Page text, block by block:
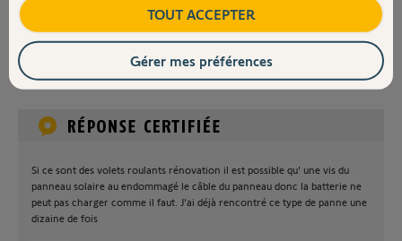
il y a plus de 8 ans
Participer au fil de discussion
Si ce sont des volets roulants rénovation il est possible qu' une vis du
panneau solaire au endommagé le câble du panneau donc la batterie ne
peut pas charger comme il faut. J'ai déjà rencontré ce type de panne une
dizaine de fois
TOUT ACCEPTER
Gérer mes préférences